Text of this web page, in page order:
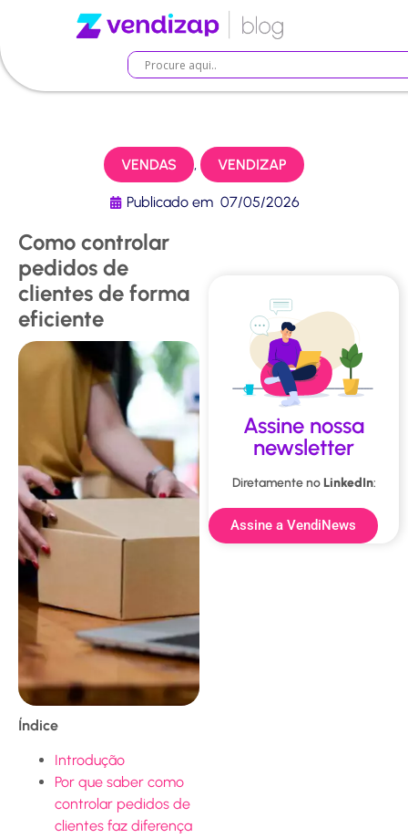
VENDAS , VENDIZAP
Publicado em 07/05/2026
Como controlar
pedidos de
clientes de forma
eficiente
Índice
Introdução
Por que saber como
controlar pedidos de
clientes faz diferença
Assine nossa
newsletter
Diretamente noLinkedIn:
Assine a VendiNews